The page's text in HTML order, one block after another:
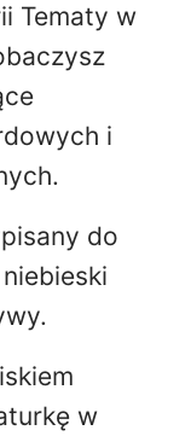
Tematy w
i
do
w